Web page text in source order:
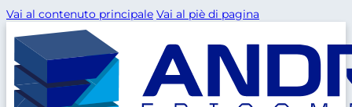
Vai al contenuto principale Vai al piè di pagina